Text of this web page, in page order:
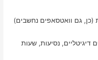
(כן, גם וואטסאפים נחשבים)
דיגיטליים, נסיעות, שעות